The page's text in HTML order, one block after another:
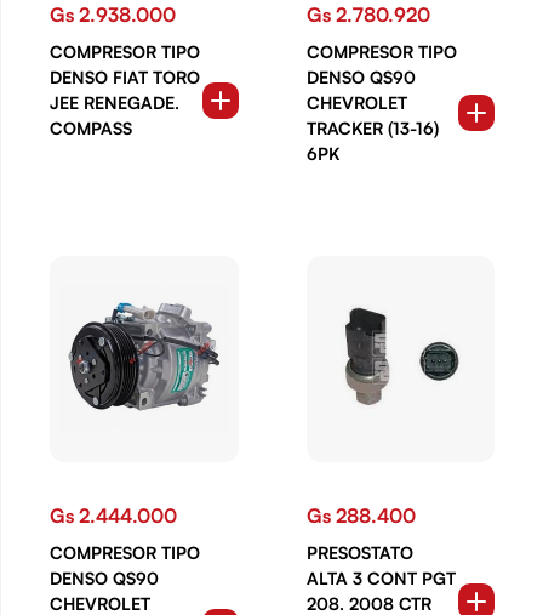
Gs 2.938.000
COMPRESOR TIPO
DENSO FIAT TORO
JEE RENEGADE.
COMPASS
Gs 2.780.920
COMPRESOR TIPO
DENSO QS90
CHEVROLET
TRACKER (13-16)
6PK
Gs 2.444.000
COMPRESOR TIPO
DENSO QS90
CHEVROLET
Gs 288.400
PRESOSTATO
ALTA 3 CONT PGT
208. 2008 CTR